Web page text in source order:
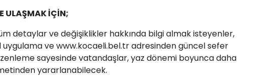
ULAŞMAK İÇİN;
detaylar ve değişiklikler hakkında bilgi almak isteyenler,
ve www.kocaeli.bel.tr adresinden güncel sefer
sayesinde vatandaşlar, yaz dönemi boyunca daha
yararlanabilecek.